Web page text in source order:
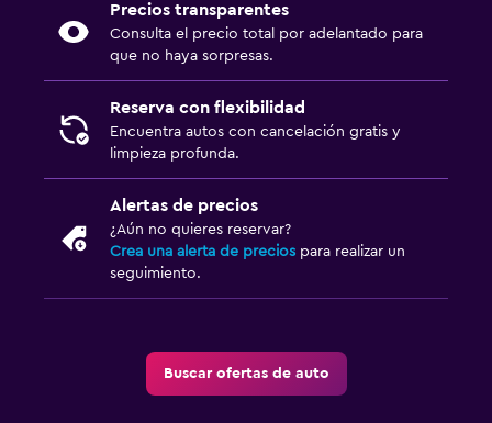
Precios transparentes
Consulta el precio total por adelantado para
que no haya sorpresas.
Reserva con flexibilidad
Encuentra autos con cancelación gratis y
limpieza profunda.
Alertas de precios
¿Aún no quieres reservar?
Crea una alerta de precios para realizar un
seguimiento.
Buscar ofertas de auto